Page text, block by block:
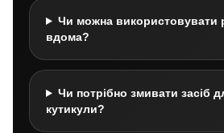
Чи можна використовувати
вдома?
Чи потрібно змивати засіб
кутикули?